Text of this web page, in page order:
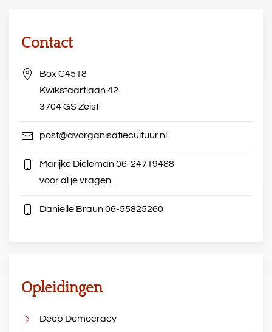
Contact
Box C4518
Kwikstaartlaan 42
3704 GS Zeist
post@avorganisatiecultuur.nl
Marijke Dieleman06-24719488
voor al je vragen.
Danielle Braun06-55825260
Opleidingen
Deep Democracy